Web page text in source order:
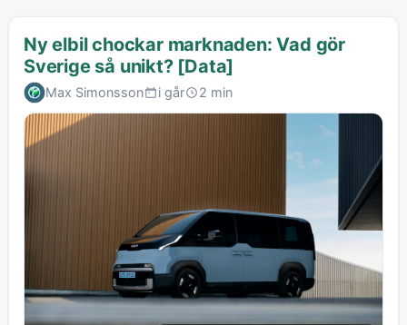
Ny elbil chockar marknaden: Vad gör
Sverige så unikt? [Data]
Max Simonsson i går 2 min